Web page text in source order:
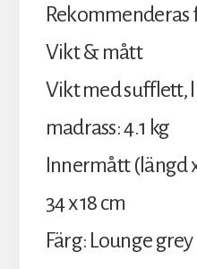
Rekommenderas
Vikt & mått
Vikt med sufflett,
madrass: 4.1 kg
Innermått (längd
34 x 18 cm
Färg: Lounge grey